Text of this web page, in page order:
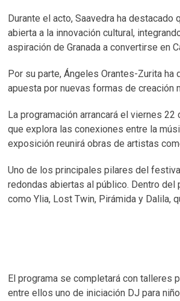
Durante el acto, Saavedra ha destacado
abierta a la innovación cultural,
aspiración de Granada a convertirse en
Por su parte, Ángeles Orantes-Zurita ha
apuesta por nuevas formas de creación
La programación arrancará el viernes
que explora las conexiones entre la
exposición reunirá obras de artistas
Uno de los principales pilares del
redondas abiertas al público. Dentro del
como Ylia, Lost Twin, Pirámida y Dalila,
El programa se completará con talleres
entre ellos uno de iniciación DJ para